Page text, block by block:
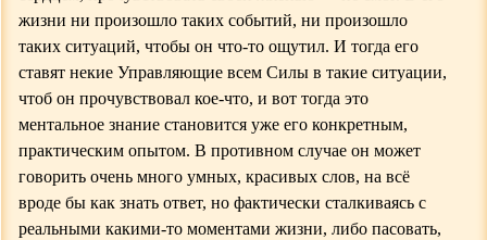
жизни ни произошло таких событий, ни произошло
таких ситуаций, чтобы он что-то ощутил. И тогда его
ставят некие Управляющие всем Силы в такие ситуации,
чтоб он прочувствовал кое-что, и вот тогда это
ментальное знание становится уже его конкретным,
практическим опытом. В противном случае он может
говорить очень много умных, красивых слов, на всё
вроде бы как знать ответ, но фактически сталкиваясь с
реальными какими-то моментами жизни, либо пасовать,